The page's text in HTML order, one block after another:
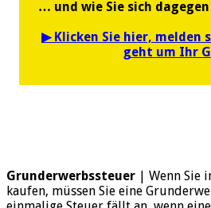
… und wie Sie sich
▶︎ Klicken Sie hier, melden
geht um Ihr
Grunderwerbssteuer | Wenn Sie
kaufen, müssen Sie eine